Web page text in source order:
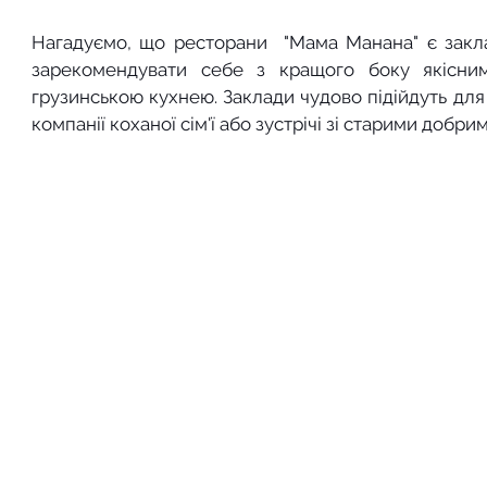
Нагадуємо, що ресторани  "Мама Манана" є
зарекомендувати себе з кращого боку
грузинською кухнею. Заклади чудово підійдуть
компанії коханої сім'ї або зустрічі зі старими